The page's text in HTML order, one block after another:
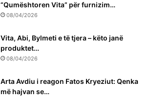
“Qumështoren Vita” për furnizim…
08/04/2026
Vita, Abi, Bylmeti e të tjera – këto janë
produktet…
08/04/2026
Arta Avdiu i reagon Fatos Kryeziut: Qenka
më hajvan se…